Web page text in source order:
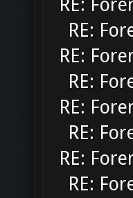
RE:
RE:
RE:
RE:
RE:
RE:
RE:
RE: